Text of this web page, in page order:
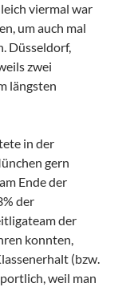
viermal war
um auch mal
Düsseldorf,
zwei
längsten
in der
gern
Ende der
der
der
konnten,
(bzw.
weil man